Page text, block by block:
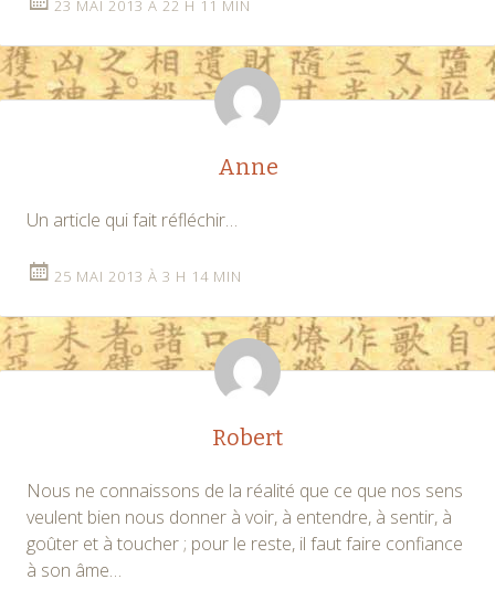
23 MAI 2013 À 22 H 11 MIN
Anne
Un article qui fait réfléchir…
25 MAI 2013 À 3 H 14 MIN
Robert
Nous ne connaissons de la réalité que ce que nos sens
veulent bien nous donner à voir, à entendre, à sentir, à
goûter et à toucher ; pour le reste, il faut faire confiance
à son âme…